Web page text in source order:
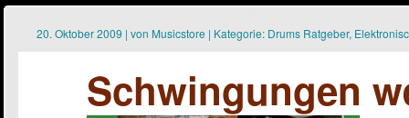
20. Oktober 2009 | von Musicstore | Kategorie: Drums Ratgeber,
Schwingungen